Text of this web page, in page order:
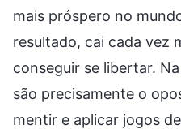
mais próspero no
resultado, cai cada vez
conseguir se libertar.
são precisamente o
mentir e aplicar jogos